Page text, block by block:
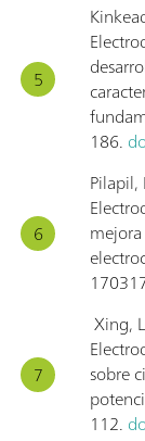
186.
Pilapil,
Xing,
sobre
112.